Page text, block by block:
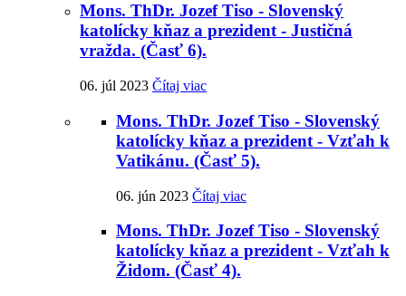
Mons. ThDr. Jozef Tiso - Slovenský
katolícky kňaz a prezident - Justičná
vražda. (Časť 6).
06. júl 2023 Čítaj viac
Mons. ThDr. Jozef Tiso - Slovenský
katolícky kňaz a prezident - Vzťah k
Vatikánu. (Časť 5).
06. jún 2023 Čítaj viac
Mons. ThDr. Jozef Tiso - Slovenský
katolícky kňaz a prezident - Vzťah k
Židom. (Časť 4).